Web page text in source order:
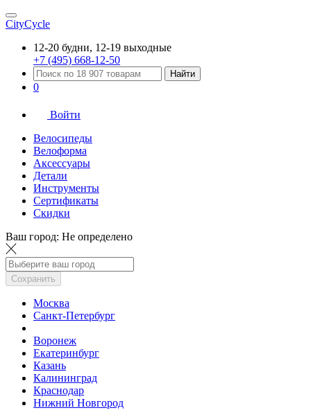
CityCycle
12-20 будни, 12-19 выходные
+7 (495) 668-12-50
Найти
0
Войти
Велосипеды
Велоформа
Аксессуары
Детали
Инструменты
Сертификаты
Скидки
Ваш город: Не определено
Сохранить
Москва
Санкт-Петербург
Воронеж
Екатеринбург
Казань
Калининград
Краснодар
Нижний Новгород